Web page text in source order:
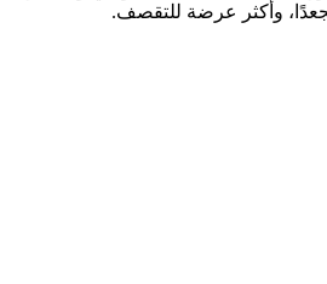
وأكثر عرضة للتقصف.